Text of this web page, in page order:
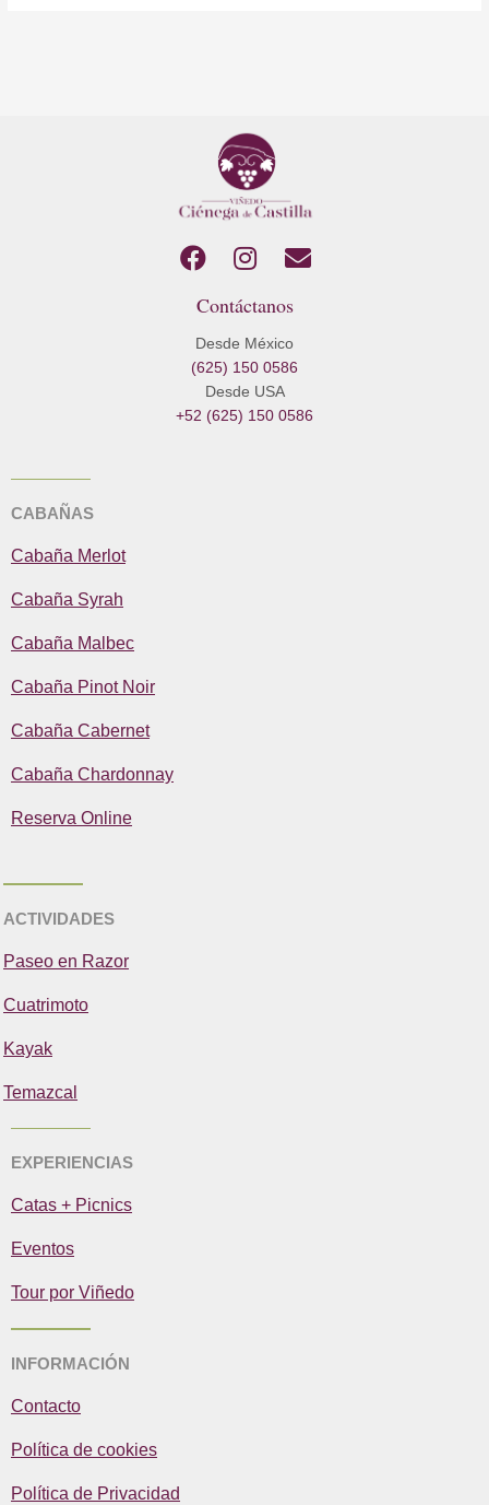
F
c
e
b
o
I
s
t
a
g
r
E
l
p
Contáctanos
Desde México
(625) 150 0586
Desde USA
+52 (625) 150 0586
CABAÑAS
Cabaña Merlot
Cabaña Syrah
Cabaña Malbec
Cabaña Pinot Noir
Cabaña Cabernet
Cabaña Chardonnay
Reserva Online
ACTIVIDADES
Paseo en Razor
Cuatrimoto
Kayak
Temazcal
EXPERIENCIAS
Catas + Picnics
Eventos
Tour por Viñedo
INFORMACIÓN
Contacto
Política de cookies
Política de Privacidad